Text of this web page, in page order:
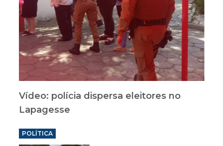
Vídeo: polícia dispersa eleitores no
Lapagesse
POLÍTICA